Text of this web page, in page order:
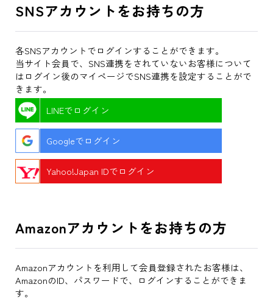
SNSアカウントをお持ちの方
各SNSアカウントでログインすることができます。
当サイト会員で、SNS連携をされていないお客様について
はログイン後のマイページでSNS連携を設定することがで
きます。
LINEでログイン
Googleでログイン
Yahoo!Japan IDでログイン
Amazonアカウントをお持ちの方
Amazonアカウントを利用して会員登録されたお客様は、
AmazonのID、パスワードで、ログインすることができま
す。